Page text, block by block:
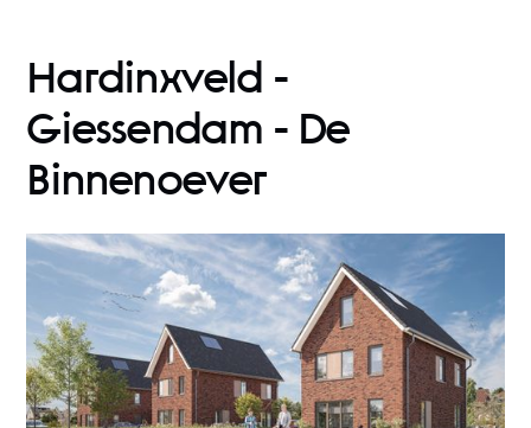
Hardinxveld -
Giessendam - De
Binnenoever